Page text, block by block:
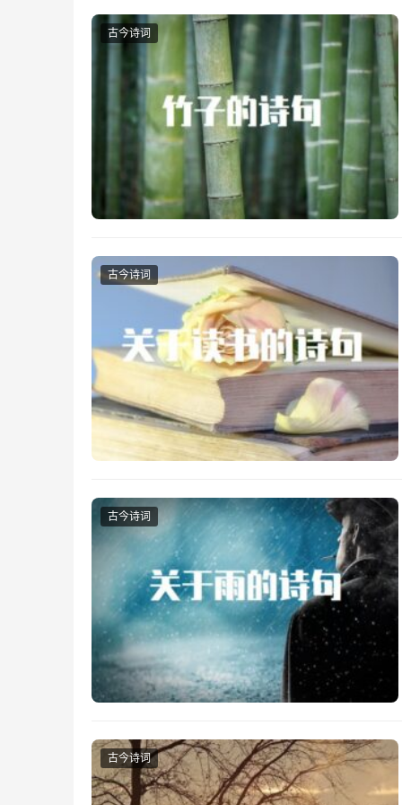
古今诗词
古今诗词
古今诗词
古今诗词